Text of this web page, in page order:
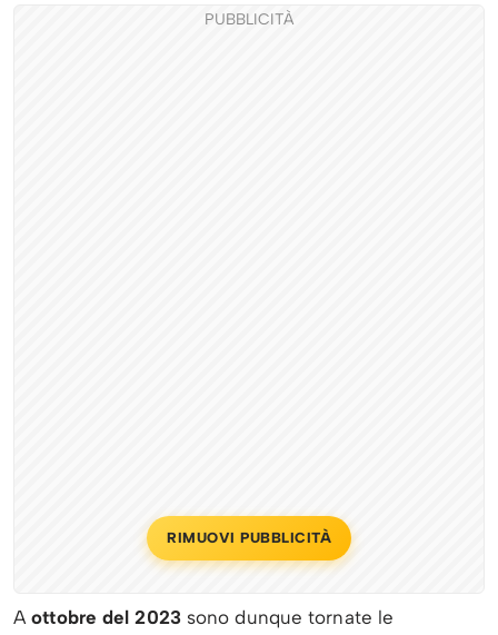
PUBBLICITÀ
RIMUOVI PUBBLICITÀ
Aottobre del 2023sono dunque tornate le